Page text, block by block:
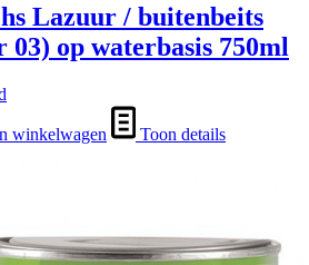
Lazuur / buitenbeits
op waterbasis 750ml
winkelwagen Toon details